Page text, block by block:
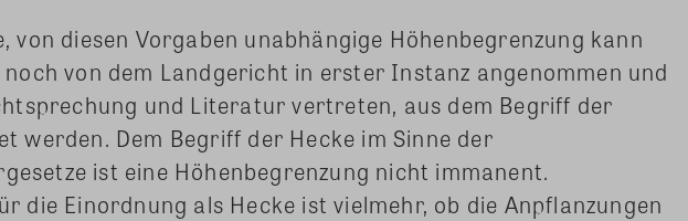
von diesen Vorgaben unabhängige Höhenbegrenzung kann
von dem Landgericht in erster Instanz angenommen und
und Literatur vertreten, aus dem Begriff der
werden. Dem Begriff der Hecke im Sinne der
ist eine Höhenbegrenzung nicht immanent.
die Einordnung als Hecke ist vielmehr, ob die Anpflanzungen